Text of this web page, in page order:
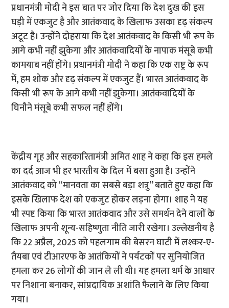
प्रधानमंत्री मोदी ने इस बात पर जोर दिया कि देश दुख की इस
घड़ी में एकजुट है और आतंकवाद के खिलाफ उसका दृढ़ संकल्प
अटूट है। उन्होंने दोहराया कि देश आतंकवाद के किसी भी रूप के
आगे कभी नहीं झुकेगा और आतंकवादियों के नापाक मंसूबे कभी
कामयाब नहीं होंगे। प्रधानमंत्री मोदी ने कहा कि एक राष्ट्र के रूप
में, हम शोक और दृढ़ संकल्प में एकजुट हैं। भारत आतंकवाद के
किसी भी रूप के आगे कभी नहीं झुकेगा। आतंकवादियों के
घिनौने मंसूबे कभी सफल नहीं होंगे।
केंद्रीय गृह और सहकारितामंत्री अमित शाह ने कहा कि इस हमले
का दर्द आज भी हर भारतीय के दिल में बसा हुआ है। उन्होंने
आतंकवाद को “मानवता का सबसे बड़ा शत्रु” बताते हुए कहा कि
इसके खिलाफ देश को एकजुट होकर लड़ना होगा। शाह ने यह
भी स्पष्ट किया कि भारत आतंकवाद और उसे समर्थन देने वालों के
खिलाफ अपनी शून्य-सहिष्णुता नीति जारी रखेगा। उल्लेखनीय है
कि 22 अप्रैल, 2025 को पहलगाम की बेसरन घाटी में लश्कर-ए-
तैयबा एवं टीआरएफ के आतंकियों ने पर्यटकों पर सुनियोजित
हमला कर 26 लोगों की जान ले ली थी। यह हमला धर्म के आधार
पर निशाना बनाकर, सांप्रदायिक अशांति फैलाने के लिए किया
गया।